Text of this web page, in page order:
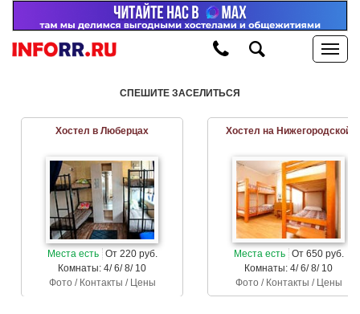
СПЕШИТЕ ЗАСЕЛИТЬСЯ
Хостел в Люберцах
Места есть От 220 руб.
Комнаты: 4/ 6/ 8/ 10
Фото / Контакты / Цены
Хостел на Нижегородской
Места есть От 650 руб.
Комнаты: 4/ 6/ 8/ 10
Фото / Контакты / Цены